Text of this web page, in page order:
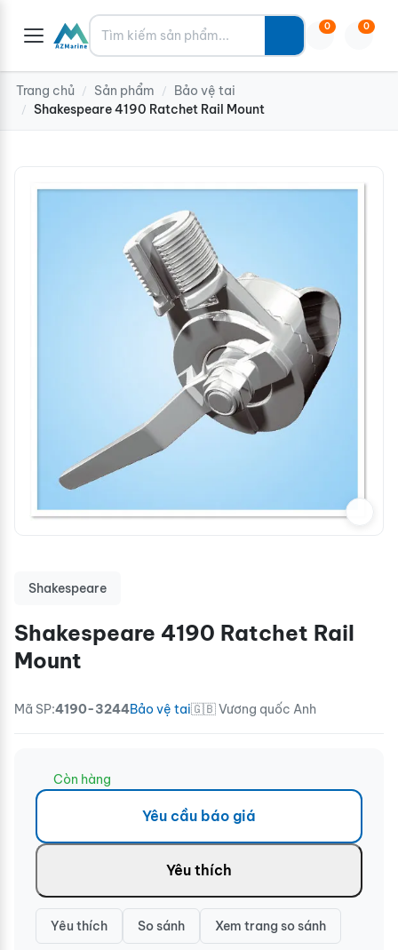
Tìm kiếm 0 0
Trang chủ / Sản phẩm / Bảo vệ tai
/ Shakespeare 4190 Ratchet Rail Mount
Shakespeare
Shakespeare 4190 Ratchet Rail
Mount
Mã SP:4190-3244Bảo vệ tai🇬🇧 Vương quốc Anh
Còn hàng
Yêu cầu báo giá
Yêu thích
Yêu thích So sánh Xem trang so sánh